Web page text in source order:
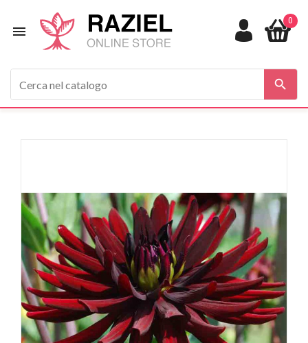

0
